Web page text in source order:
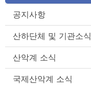
공지사항
산하단체 및 기관소식
산악계 소식
국제산악계 소식